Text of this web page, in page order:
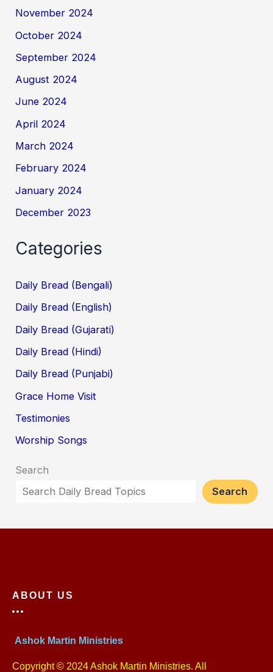
November 2024
October 2024
September 2024
August 2024
June 2024
April 2024
March 2024
February 2024
January 2024
December 2023
Categories
Daily Bread (Bengali)
Daily Bread (English)
Daily Bread (Gujarati)
Daily Bread (Hindi)
Daily Bread (Punjabi)
Grace Home Visit
Testimonies
Worship Songs
Search
Search
ABOUT US
Ashok Martin Ministries
Copyright © 2024 Ashok Martin Ministries. All